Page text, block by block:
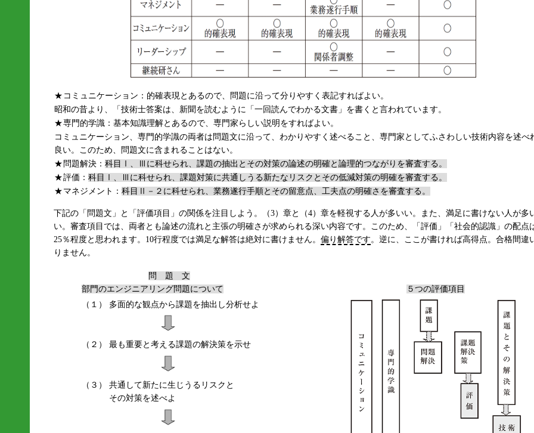
★ コミュニケーション：的確表現とあるので、問題に沿って分りやすく表記すればよい。
昭和の昔より、「技術士答案は、新聞を読むように「一回読んでわかる文書」を書くと言われています。
★専門的学識：基本知識理解とあるので、専門家らしい説明をすればよい。
コミュニケーション、専門的学識の両者は問題文に沿って、わかりやすく述べること、専門家としてふさわしい技術内容を述べ
良い。このため、問題文に含まれることはない。
★ 問題解決： 科目Ⅰ、Ⅲに科せられ、課題の抽出とその対策の論述の明確と論理的つながりを審査する。
★評価： 科目Ⅰ、Ⅲに科せられ、課題対策に共通しうる新たなリスクとその低減対策の明確を審査する。
★ マネジメント： 科目Ⅱ－２に科せられ、業務遂行手順とその留意点、工夫点の明確さを審査する。
下記の「問題文」と「評価項目」の関係を注目しよう。（3）章と（4）章を軽視する人が多いい。また、満足に書けない人が多
い。審査項目では、両者とも論述の流れと主張の明確さが求められる深い内容です。このため、「評価」「社会的認識」の配点
25％程度と思われます。10行程度では満足な解答は絶対に書けません。 偏り解答です 。逆に、ここが書ければ高得点。合格間違
りません。
問 題 文
部門のエンジニアリング問題について
５つの評価項目
（１）
多面的な観点から課題を抽出し分析せよ
（２） 最も重要と考える課題の解決策を示せ
（３）
共通して新たに生じうるリスクと
その対策を述べよ